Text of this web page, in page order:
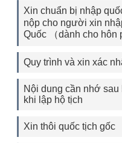
Xin chuẩn bị nhập
nộp cho người xin
Quốc （dành cho hôn
Quy trình và xin xác
Nội dung cần nhớ
khi lập hộ tịch
Xin thôi quốc tịch gốc